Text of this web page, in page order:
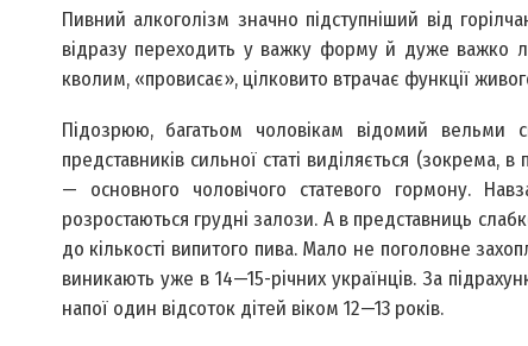
Пивний алкоголізм значно підступніший від
відразу переходить у важку форму й дуже важко
кволим, «провисає», цілковито втрачає функції
Підозрюю, багатьом чоловікам відомий вельми
представників сильної статі виділяється (зокрема,
— основного чоловічого статевого гормону.
розростаються грудні залози. А в представниць
до кількості випитого пива. Мало не поголовне
виникають уже в 14—15-річних українців. За
напої один відсоток дітей віком 12—13 років.